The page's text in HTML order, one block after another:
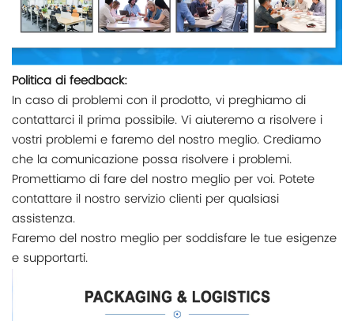
Politica di feedback:
In caso di problemi con il prodotto, vi preghiamo di
contattarci il prima possibile. Vi aiuteremo a risolvere i
vostri problemi e faremo del nostro meglio. Crediamo
che la comunicazione possa risolvere i problemi.
Promettiamo di fare del nostro meglio per voi. Potete
contattare il nostro servizio clienti per qualsiasi
assistenza.
Faremo del nostro meglio per soddisfare le tue esigenze
e supportarti.